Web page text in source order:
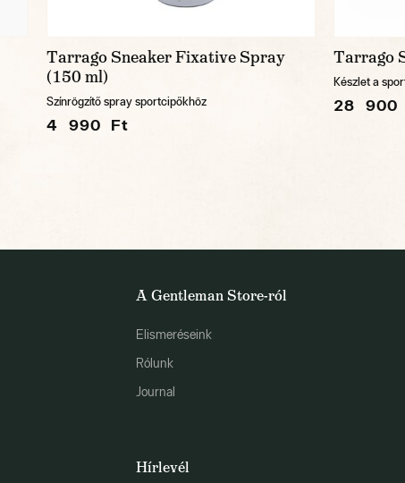
Tarrago Sneaker Fixative Spray
(150 ml)
Színrögzítő spray sportcipőkhöz
4 990 Ft
Tarrago
Készlet a
28 900
A Gentleman Store-ról
Elismeréseink
Rólunk
Journal
Hírlevél